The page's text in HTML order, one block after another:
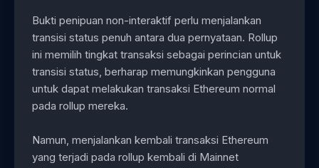
Bukti penipuan non-interaktif perlu menjalankan
transisi status penuh antara dua pernyataan. Rollup
ini memilih tingkat transaksi sebagai perincian untuk
transisi status, berharap memungkinkan pengguna
untuk dapat melakukan transaksi Ethereum normal
pada rollup mereka.
Namun, menjalankan kembali transaksi Ethereum
yang terjadi pada rollup kembali di Mainnet